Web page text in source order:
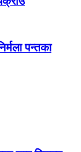
पन्तका